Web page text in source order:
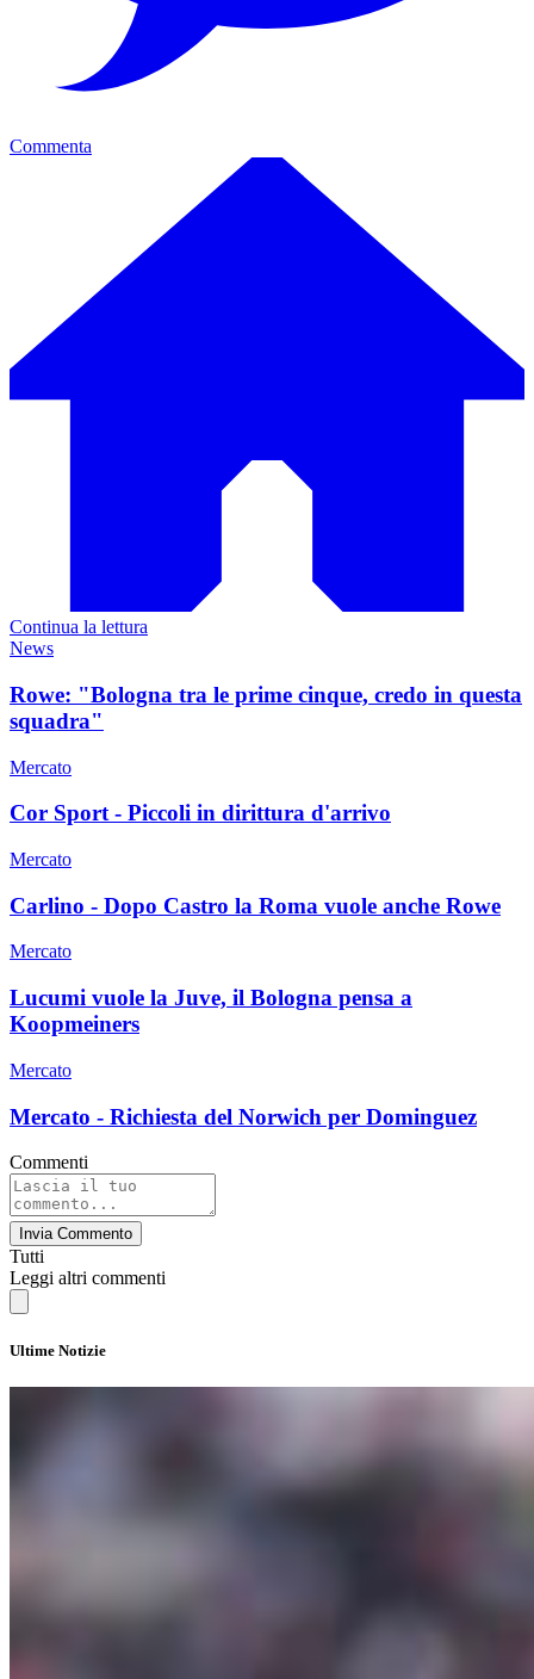
Commenta
Continua la lettura
News
Rowe: "Bologna tra le prime cinque, credo in questa
squadra"
Mercato
Cor Sport - Piccoli in dirittura d'arrivo
Mercato
Carlino - Dopo Castro la Roma vuole anche Rowe
Mercato
Lucumi vuole la Juve, il Bologna pensa a
Koopmeiners
Mercato
Mercato - Richiesta del Norwich per Dominguez
Commenti
Invia Commento
Tutti
Leggi altri commenti
Ultime Notizie